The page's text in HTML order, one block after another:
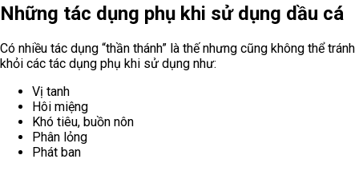
Những tác dụng phụ khi sử dụng dầu cá
Có nhiều tác dụng “thần thánh” là thế nhưng cũng không thể tránh
khỏi các tác dụng phụ khi sử dụng như:
Vị tanh
Hôi miệng
Khó tiêu, buồn nôn
Phân lỏng
Phát ban